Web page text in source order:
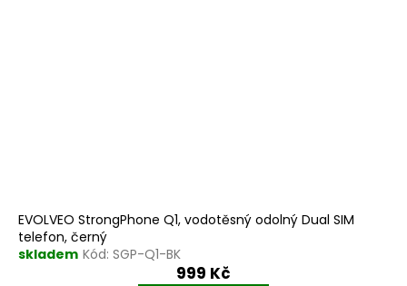
EVOLVEO StrongPhone Q1, vodotěsný odolný Dual SIM
telefon, černý
skladem Kód: SGP-Q1-BK
999 Kč